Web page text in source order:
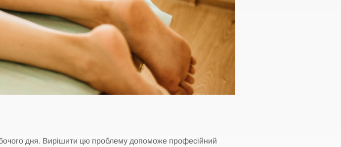
дня. Вирішити цю проблему допоможе професійний